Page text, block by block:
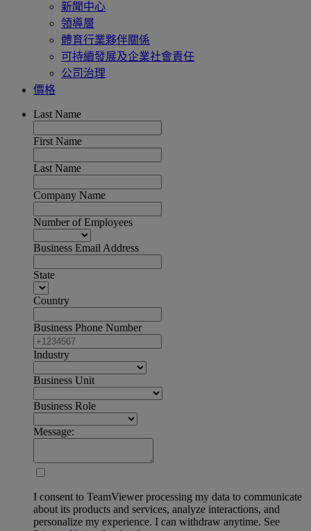
新聞中心
領導層
體育行業夥伴關係
可持續發展及企業社會責任
公司治理
價格
Last Name
First Name
Last Name
Company Name
Number of Employees
Business Email Address
State
Country
Business Phone Number
Industry
Business Unit
Business Role
Message:
I consent to TeamViewer processing my data to communicate
about its products and services, analyze interactions, and
personalize my experience. I can withdraw anytime. See